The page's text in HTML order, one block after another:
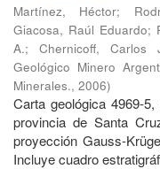
Martínez, Héctor;
Giacosa, Raúl Eduardo;
A.; Chernicoff, Carlos
Geológico Minero
Minerales., 2006)
Carta geológica 4969-
provincia de Santa
proyección Gauss-
Incluye cuadro